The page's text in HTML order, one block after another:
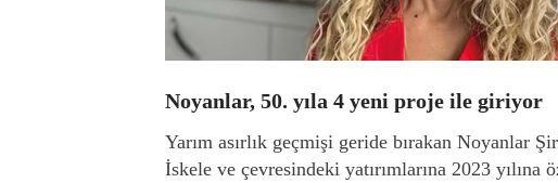
Noyanlar, 50. yıla 4 yeni proje ile giriyor
Yarım asırlık geçmişi geride bırakan Noyanlar
İskele ve çevresindeki yatırımlarına 2023 yılına